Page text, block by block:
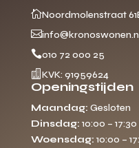
Noordmolenstraat

010 72 000 25
 KVK: 91959624
Openingstijden
Maandag: Gesloten
Dinsdag: 10:00 –
Woensdag: 10:00 –